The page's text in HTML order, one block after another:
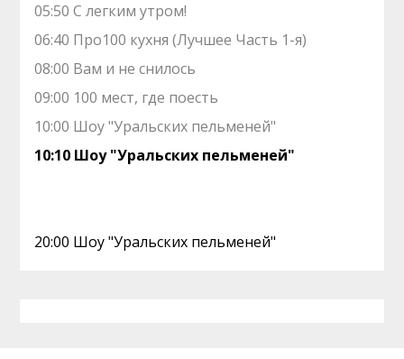
05:50 С легким утром!
06:40 Про100 кухня (Лучшее Часть 1-я)
08:00 Вам и нe снилоcь
09:00 100 мест, где поесть
10:00 Шоу "Уральских пельменей"
10:10 Шоу "Уральских пельменей"
20:00 Шоу "Уральских пельменей"